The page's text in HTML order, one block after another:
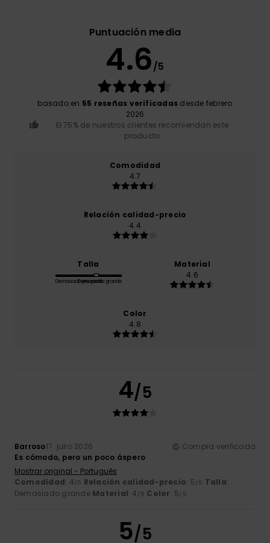
Puntuación media
4.6/5
basado en 55 reseñas verificadas desde febrero
2026
El 75% de nuestros clientes recomiendan este
producto
Comodidad
4.7
Relación calidad-precio
4.4
Talla
Demasiado pequeño
Demasiado grande
Material
4.6
Color
4.8
4/5
Barroso17. julio 2026
Compra verificada
Es cómodo, pero un poco áspero
Mostrar original - Português
Comodidad: 4/5 Relación calidad-precio: 5/5 Talla:
Demasiado grande Material: 4 /5 Color: 5/5
5/5